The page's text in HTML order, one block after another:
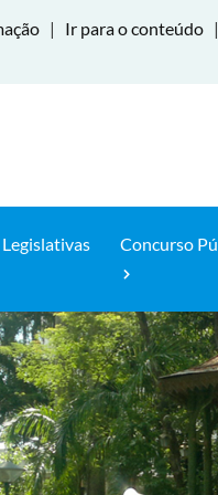
| Ir para o conteúdo |
Concurso